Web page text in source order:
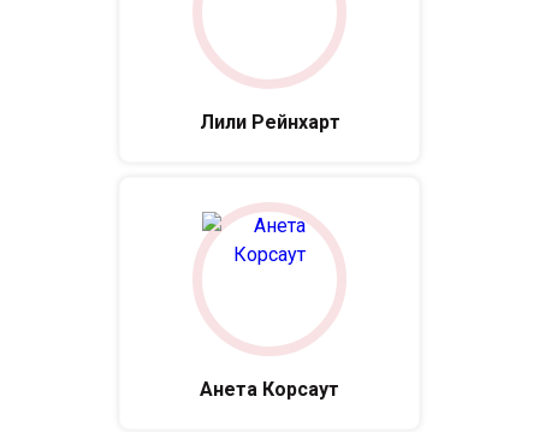
Лили Рейнхарт
Анета Корсаут